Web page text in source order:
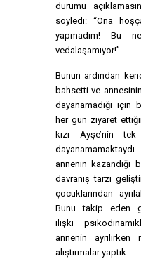
durumu
söyledi: “Ona
yapmadım! Bu
vedalaşamıyor!”.
Bunun ardından
bahsetti ve
dayanamadığı
her gün ziyaret
kızı Ayşe’nin
annenin kazandığı
davranış tarzı
çocuklarından
Bunu takip eden
ilişki
annenin ayrılırken
alıştırmalar yaptık.